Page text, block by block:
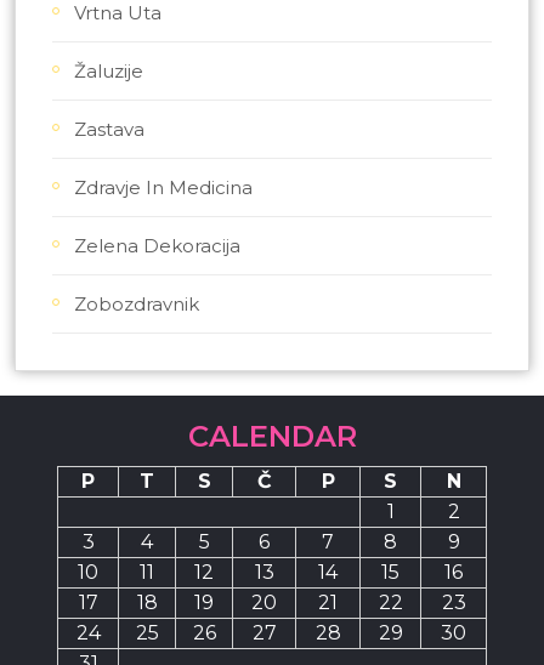
Vrtna Uta
Žaluzije
Zastava
Zdravje In Medicina
Zelena Dekoracija
Zobozdravnik
CALENDAR
P T S Č P S
N
1
2
3
4 5 6 7 8
9
10
11 12 13 14 15
16
17
18 19 20 21 22
23
24
25 26 27 28 29
30